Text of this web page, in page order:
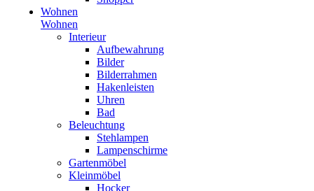
Wohnen
Wohnen
Interieur
Aufbewahrung
Bilder
Bilderrahmen
Hakenleisten
Uhren
Bad
Beleuchtung
Stehlampen
Lampenschirme
Gartenmöbel
Kleinmöbel
Hocker